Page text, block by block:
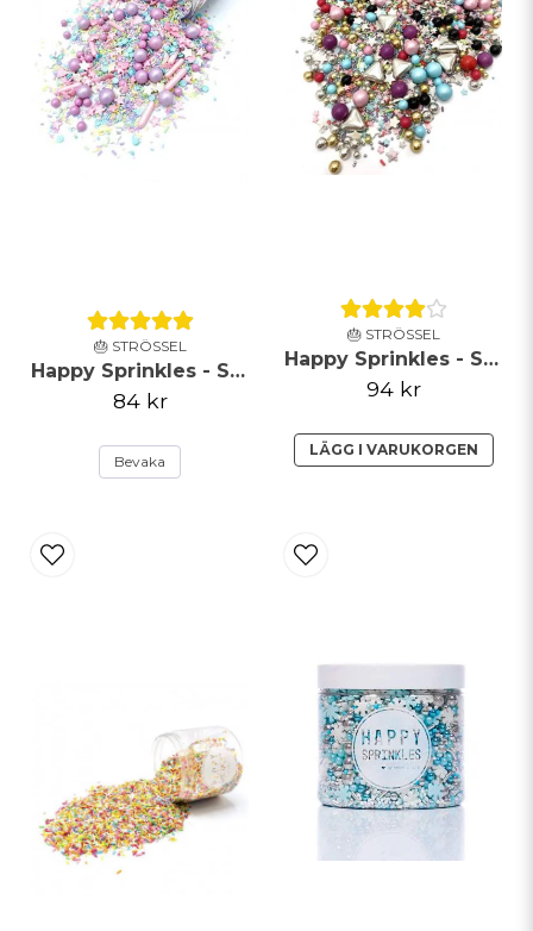
🎂 STRÖSSEL
Happy Sprinkles - Strössel - Pastel Vibes - 90g
84 kr
Bevaka
🎂 STRÖSSEL
Happy Sprinkles - Strössel - Celebrations - 90g
94 kr
LÄGG I VARUKORGEN
Skicka fråga